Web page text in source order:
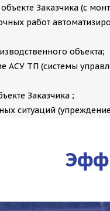
Заказчика (с
работ
объекта;
АСУ ТП (системы
Заказчика ;
ситуаций